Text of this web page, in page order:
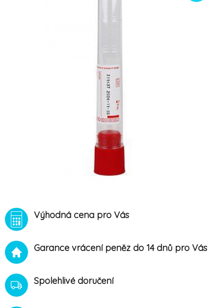
Výhodná cena pro Vás
Garance vrácení peněz do 14 dnů pro Vás
Spolehlivé doručení